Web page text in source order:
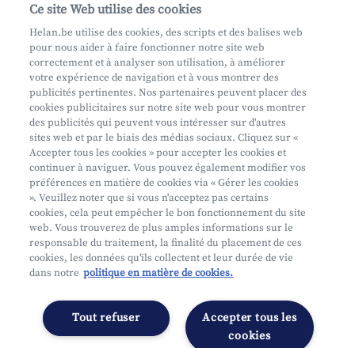
Contactez-nous
Aide et contact
Prendre rendez-vous
Où nous trouver
Mifid
Privacy
Juridische info
Segmentatie
Gérer les préférences
Ce site Web utilise des cookies
Helan.be utilise des cookies, des scripts et des balises web
pour nous aider à faire fonctionner notre site web
correctement et à analyser son utilisation, à améliorer
votre expérience de navigation et à vous montrer des
publicités pertinentes. Nos partenaires peuvent placer des
cookies publicitaires sur notre site web pour vous montrer
des publicités qui peuvent vous intéresser sur d'autres
sites web et par le biais des médias sociaux. Cliquez sur «
Accepter tous les cookies » pour accepter les cookies et
continuer à naviguer. Vous pouvez également modifier vos
préférences en matière de cookies via « Gérer les cookies
». Veuillez noter que si vous n'acceptez pas certains
cookies, cela peut empêcher le bon fonctionnement du site
web. Vous trouverez de plus amples informations sur le
responsable du traitement, la finalité du placement de ces
cookies, les données qu'ils collectent et leur durée de vie
dans notre politique en matière de cookies.
Accepter tous les
cookies
Tout refuser